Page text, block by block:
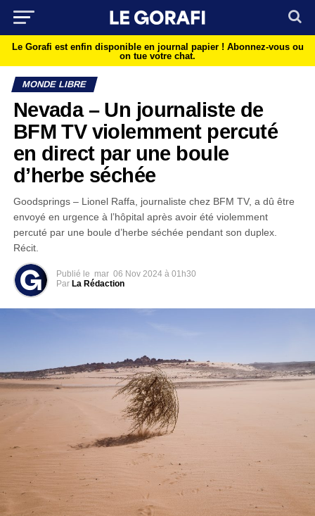
Le Gorafi est enfin disponible en journal papier ! Abonnez-vous ou
on tue votre chat.
MONDE LIBRE
Nevada – Un journaliste de
BFM TV violemment percuté
en direct par une boule
d’herbe séchée
Goodsprings – Lionel Raffa, journaliste chez BFM TV, a dû être
envoyé en urgence à l’hôpital après avoir été violemment
percuté par une boule d’herbe séchée pendant son duplex.
Récit.
Publié le mar 06 Nov 2024 à 01h30
Par La Rédaction